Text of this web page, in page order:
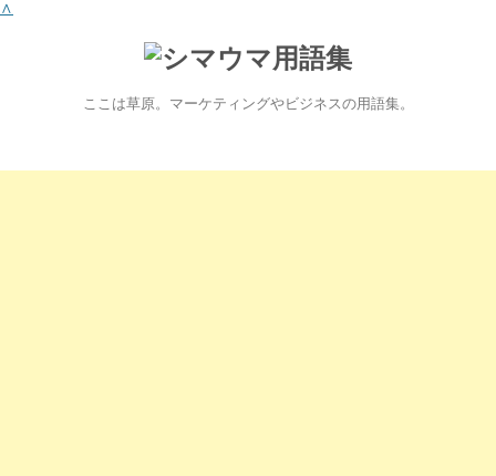
∧
ここは草原。マーケティングやビジネスの用語集。